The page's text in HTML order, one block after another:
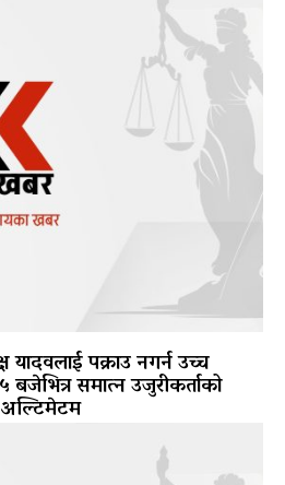
यादवलाई पक्राउ नगर्न उच्च
समात्न उजुरीकर्ताको
अल्टिमेटम